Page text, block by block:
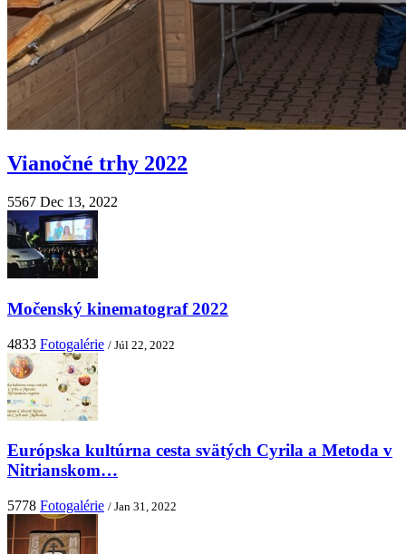
Vianočné trhy 2022
5567 Dec 13, 2022
Močenský kinematograf 2022
4833 Fotogalérie / Júl 22, 2022
Európska kultúrna cesta svätých Cyrila a Metoda v
Nitrianskom…
5778 Fotogalérie / Jan 31, 2022